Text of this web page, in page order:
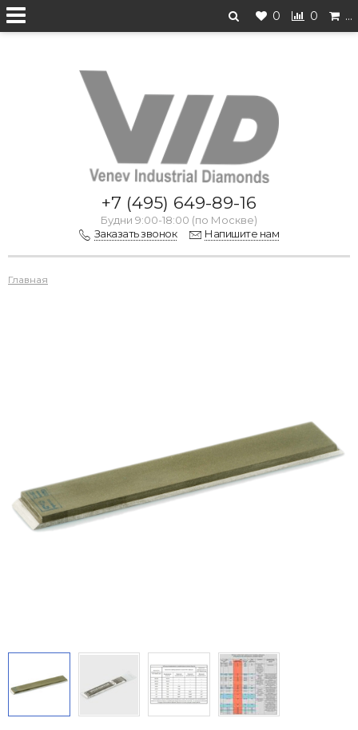
0 0 …
Перейти на старую версию
+7 (495) 649-89-16
Будни 9:00-18:00 (по Москве)
Заказать звонок
Напишите нам
Главная